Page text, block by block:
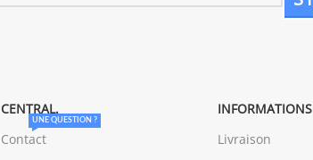
CENTRAL.
Contact
UNE QUESTION ?
INFORMATIONS
Livraison